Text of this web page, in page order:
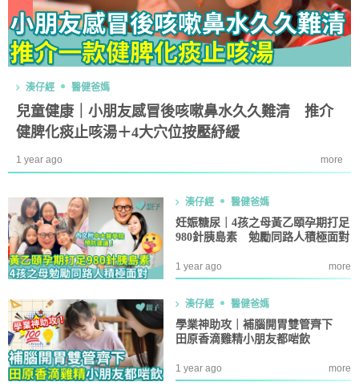
湊仔經 醫健爸媽
兒童健康｜小朋友感冒後咳嗽鼻水久久難清 推介
健脾化痰止咳湯＋4大穴位按壓紓緩
1 year ago more
湊仔經 醫健爸媽
妊娠糖尿｜4孩之母黃乙頤孕期打足
980針胰島素 勉勵同路人積極面對
1 year ago more
湊仔經 醫健爸媽
學業神助攻｜補腦開胃雙管齊下
田原香滴雞精小朋友都啱飲
1 year ago more